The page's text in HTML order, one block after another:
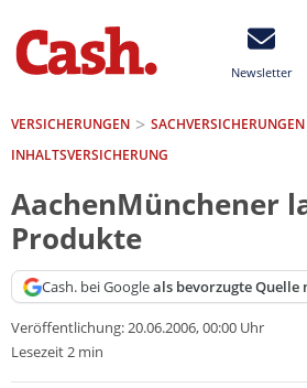
Newsletter
VERSICHERUNGEN SACH­VERSICHERUNGEN
INHALTSVERSICHERUNG
AachenMünchener
Produkte
Cash. bei Googleals bevorzugte Quelle
Veröffentlichung:20.06.2006, 00:00 Uhr
Lesezeit 2 min